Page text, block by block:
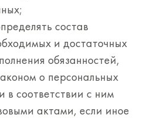
состав
и достаточных
обязанностей,
о персональных
соответствии с ним
актами, если иное